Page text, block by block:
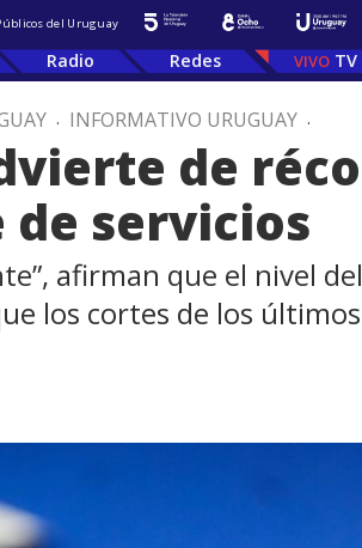
del Uruguay
Radio Redes TV
. INFORMATIVO URUGUAY .
de
servicios
afirman que el nivel
los cortes de los